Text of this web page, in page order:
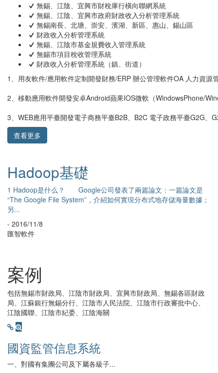
無錫、江陰、宜興市財稅庫行橫向聯網系統
無錫、江陰、宜興市政府財政收入分析管理系統
無錫南長、北塘、崇安、濱湖、新區、惠山、錫山區
財政收入分析管理系統
無錫、江陰市基金規費收入管理系統
無錫市項目稅收管理系統
財政收入分析管理系統（鎮、街道）
1、用友軟件/應用軟件定制開發財務/ERP 辦公管理軟件OA 人力資
2、移動應用軟件開發安卓Android蘋果IOS微軟（WindowsPhone/
3、WEB應用平臺開發電子商務平臺B2B、B2C 電子政務平臺G2G、
查看更多
完全分布式環境搭
機器名系統192.168.199.155master-
hadoopubuntu
前置條件：1、
在系統安裝上，我們不
案例
包括無錫市財政局、江陰市財政局、宜興市財政局、無錫各區財政
局、江蘇銀行無錫分行、江陰市人民法院、江陰市行政審批中心、
江陰國聯、江陰市紀委、江陰海關
國資監管信息系統
一、對國有集團公司及下屬各級子...